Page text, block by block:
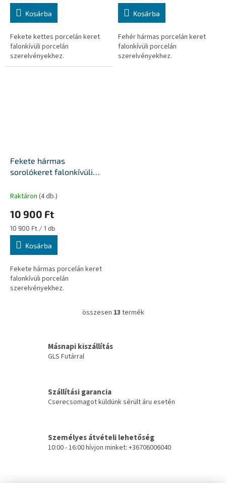
Kosárba
Fekete kettes porcelán keret
falonkívüli porcelán
szerelvényekhez.
Kosárba
Fehér hármas porcelán keret
falonkívüli porcelán
szerelvényekhez.
Fekete hármas
sorolókeret falonkívüli
Raktáron (4 db.)
10 900 Ft
Egységár:
10 900 Ft / 1 db
Kosárba
Fekete hármas porcelán keret
falonkívüli porcelán
szerelvényekhez.
L
t
y
á
s
e
összesen 13 termék
Másnapi kiszállítás
GLS Futárral
Szállítási garancia
Cserecsomagot küldünk sérült áru esetén
Személyes átvételi lehetőség
10:00 - 16:00 hívjon minket: +36706006040